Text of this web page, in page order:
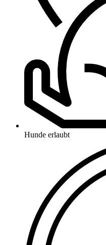
Hunde erlaubt